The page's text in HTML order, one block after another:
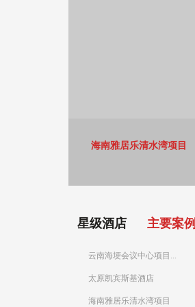
海南雅居乐清水湾项目
星级酒店 主要案例
云南海埂会议中心项目...
太原凯宾斯基酒店
海南雅居乐清水湾项目